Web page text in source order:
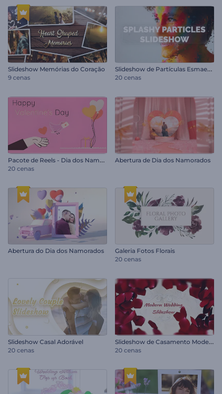
Slideshow Memórias do Coração
9 cenas
S
lideshow de Partículas Esmaecentes
20 cenas
P
acote de Reels - Dia dos Namorados
20 cenas
Abertura de Dia dos Namorados
Abertura do Dia dos Namorados
Galeria Fotos Florais
20 cenas
Slideshow Casal Adorável
20 cenas
S
lideshow de Casamento Moderno
20 cenas